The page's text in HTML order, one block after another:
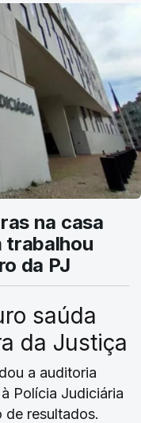
na casa
trabalhou
da PJ
saúda
da Justiça
a auditoria
Polícia Judiciária
de resultados.